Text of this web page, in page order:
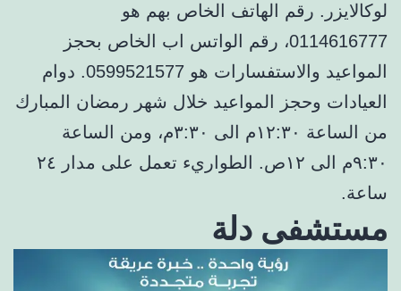
لوكالايزر. رقم الهاتف الخاص بهم هو
0114616777، رقم الواتس اب الخاص بحجز
المواعيد والاستفسارات هو 0599521577. دوام
العيادات وحجز المواعيد خلال شهر رمضان المبارك
من الساعة ١٢:٣٠م الى ٣:٣٠م، ومن الساعة
٩:٣٠م الى ١٢ص. الطواريء تعمل على مدار ٢٤
ساعة.
مستشفى دلة